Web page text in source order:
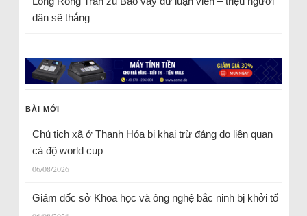
dân sẽ thắng
BÀI MỚI
Chủ tịch xã ở Thanh Hóa bị khai trừ đảng do liên quan
cá độ world cup
06/08/2026
Giám đốc sở Khoa học và ông nghệ bắc ninh bị khởi tố